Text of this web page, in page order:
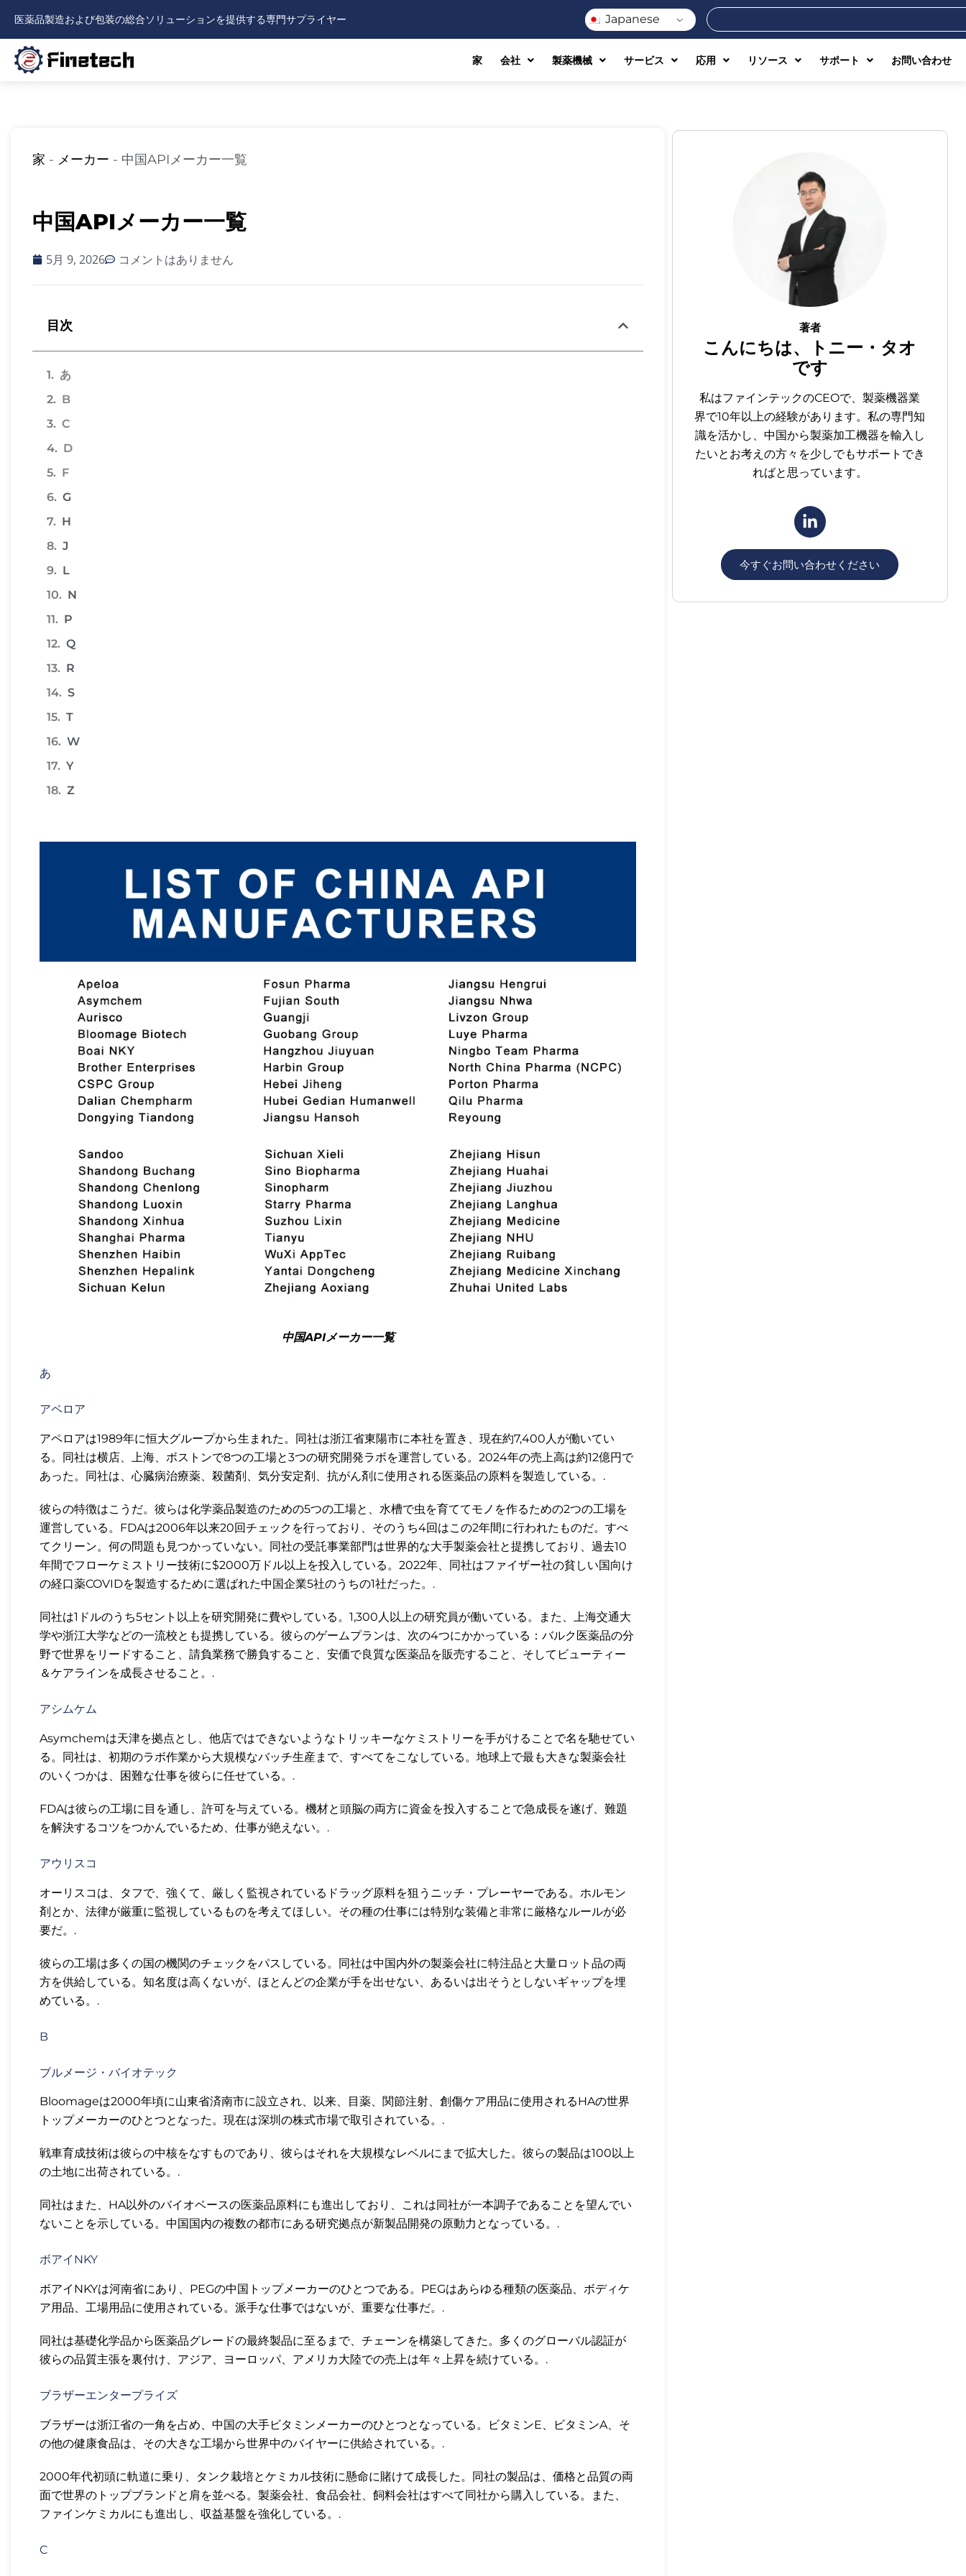
医薬品製造および包装の総合ソリューションを提供する専門サプライヤー Japanese
検
索
家 会社 製薬機械 サービス 応用 リソース サポート お問い合わせ
家 - メーカー - 中国APIメーカー一覧
中国APIメーカー一覧
5月 9, 2026 コメントはありません
目次
あ
B
C
D
F
G
H
J
L
N
P
Q
R
S
T
W
Y
Z
中国APIメーカー一覧
あ
アペロア
アペロアは1989年に恒大グループから生まれた。同社は浙江省東陽市に本社を置き、現在約7,400人が働いてい
る。同社は横店、上海、ボストンで8つの工場と3つの研究開発ラボを運営している。2024年の売上高は約12億円で
あった。同社は、心臓病治療薬、殺菌剤、気分安定剤、抗がん剤に使用される医薬品の原料を製造している。.
彼らの特徴はこうだ。彼らは化学薬品製造のための5つの工場と、水槽で虫を育ててモノを作るための2つの工場を
運営している。FDAは2006年以来20回チェックを行っており、そのうち4回はこの2年間に行われたものだ。すべ
てクリーン。何の問題も見つかっていない。同社の受託事業部門は世界的な大手製薬会社と提携しており、過去10
年間でフローケミストリー技術に$2000万ドル以上を投入している。2022年、同社はファイザー社の貧しい国向け
の経口薬COVIDを製造するために選ばれた中国企業5社のうちの1社だった。.
同社は1ドルのうち5セント以上を研究開発に費やしている。1,300人以上の研究員が働いている。また、上海交通大
学や浙江大学などの一流校とも提携している。彼らのゲームプランは、次の4つにかかっている：バルク医薬品の分
野で世界をリードすること、請負業務で勝負すること、安価で良質な医薬品を販売すること、そしてビューティー
＆ケアラインを成長させること。.
アシムケム
Asymchemは天津を拠点とし、他店ではできないようなトリッキーなケミストリーを手がけることで名を馳せてい
る。同社は、初期のラボ作業から大規模なバッチ生産まで、すべてをこなしている。地球上で最も大きな製薬会社
のいくつかは、困難な仕事を彼らに任せている。.
FDAは彼らの工場に目を通し、許可を与えている。機材と頭脳の両方に資金を投入することで急成長を遂げ、難題
を解決するコツをつかんでいるため、仕事が絶えない。.
アウリスコ
オーリスコは、タフで、強くて、厳しく監視されているドラッグ原料を狙うニッチ・プレーヤーである。ホルモン
剤とか、法律が厳重に監視しているものを考えてほしい。その種の仕事には特別な装備と非常に厳格なルールが必
要だ。.
彼らの工場は多くの国の機関のチェックをパスしている。同社は中国内外の製薬会社に特注品と大量ロット品の両
方を供給している。知名度は高くないが、ほとんどの企業が手を出せない、あるいは出そうとしないギャップを埋
めている。.
B
ブルメージ・バイオテック
Bloomageは2000年頃に山東省済南市に設立され、以来、目薬、関節注射、創傷ケア用品に使用されるHAの世界
トップメーカーのひとつとなった。現在は深圳の株式市場で取引されている。.
戦車育成技術は彼らの中核をなすものであり、彼らはそれを大規模なレベルにまで拡大した。彼らの製品は100以上
の土地に出荷されている。.
同社はまた、HA以外のバイオベースの医薬品原料にも進出しており、これは同社が一本調子であることを望んでい
ないことを示している。中国国内の複数の都市にある研究拠点が新製品開発の原動力となっている。.
ボアイNKY
ボアイNKYは河南省にあり、PEGの中国トップメーカーのひとつである。PEGはあらゆる種類の医薬品、ボディケ
ア用品、工場用品に使用されている。派手な仕事ではないが、重要な仕事だ。.
同社は基礎化学品から医薬品グレードの最終製品に至るまで、チェーンを構築してきた。多くのグローバル認証が
彼らの品質主張を裏付け、アジア、ヨーロッパ、アメリカ大陸での売上は年々上昇を続けている。.
ブラザーエンタープライズ
ブラザーは浙江省の一角を占め、中国の大手ビタミンメーカーのひとつとなっている。ビタミンE、ビタミンA、そ
の他の健康食品は、その大きな工場から世界中のバイヤーに供給されている。.
2000年代初頭に軌道に乗り、タンク栽培とケミカル技術に懸命に賭けて成長した。同社の製品は、価格と品質の両
面で世界のトップブランドと肩を並べる。製薬会社、食品会社、飼料会社はすべて同社から購入している。また、
ファインケミカルにも進出し、収益基盤を強化している。.
C
著者
こんにちは、トニー・タオ
です
私はファインテックのCEOで、製薬機器業
界で10年以上の経験があります。私の専門知
識を活かし、中国から製薬加工機器を輸入し
たいとお考えの方々を少しでもサポートでき
ればと思っています。
今すぐお問い合わせください